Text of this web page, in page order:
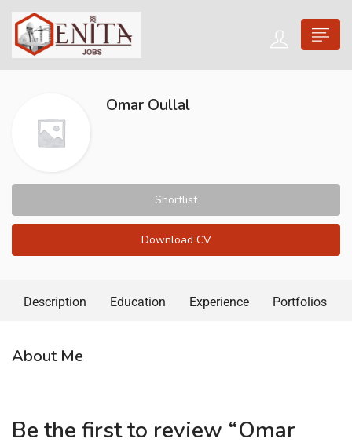
Omar Oullal
Shortlist
Download CV
Description Education Experience Portfolios
About Me
Be the first to review “Omar